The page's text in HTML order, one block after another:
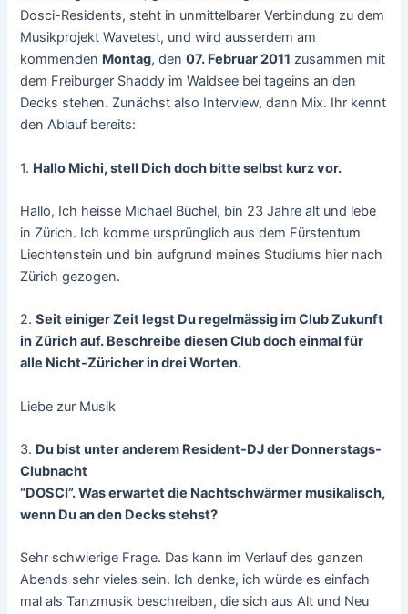
Dosci-Residents, steht in unmittelbarer Verbindung zu dem
Musikprojekt Wavetest, und wird ausserdem am
kommenden Montag, den07. Februar 2011 zusammen mit
dem Freiburger Shaddy im Waldsee bei tageins an den
Decks stehen. Zunächst also Interview, dann Mix. Ihr kennt
den Ablauf bereits:
1. Hallo Michi, stell Dich doch bitte selbst kurz vor.
Hallo, Ich heisse Michael Büchel, bin 23 Jahre alt und lebe
in Zürich. Ich komme ursprünglich aus dem Fürstentum
Liechtenstein und bin aufgrund meines Studiums hier nach
Zürich gezogen.
2.Seit einiger Zeit legst Du regelmässig im Club Zukunft
in Zürich auf. Beschreibe diesen Club doch einmal für
alle Nicht-Züricher in drei Worten.
Liebe zur Musik
3. Du bist unter anderem Resident-DJ der Donnerstags-
Clubnacht
“DOSCI”. Was erwartet die Nachtschwärmer musikalisch,
wenn Du an den Decks stehst?
Sehr schwierige Frage. Das kann im Verlauf des ganzen
Abends sehr vieles sein. Ich denke, ich würde es einfach
mal als Tanzmusik beschreiben, die sich aus Alt und Neu